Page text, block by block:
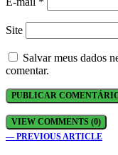
Site
Salvar meus dados
comentar.
VIEW COMMENTS (0)
— PREVIOUS ARTICLE